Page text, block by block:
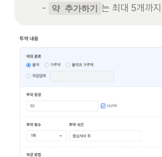
-
약 추가하기 는 최대 5개까